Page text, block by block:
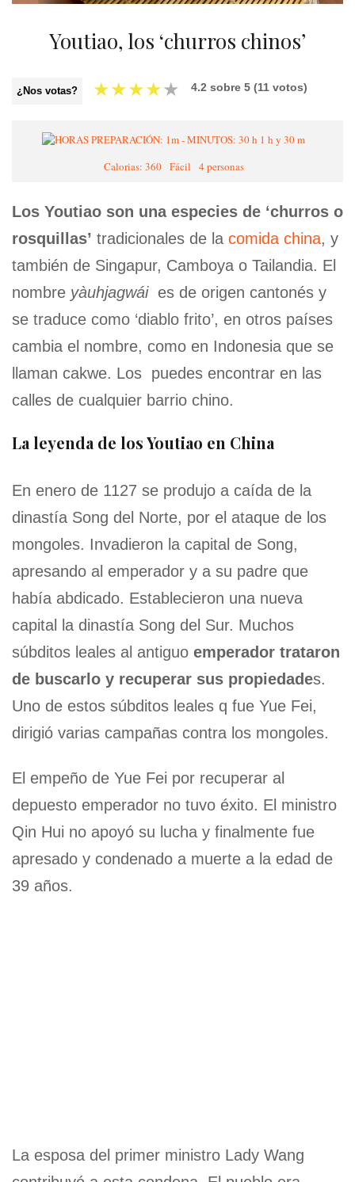
Youtiao, los ‘churros chinos’
¿Nos votas? ★★★★★ 4.2 sobre 5 (11 votos)
1 h y 30 m
Calorias: 360 Fácil 4 personas
Los Youtiao son una especies de ‘churros o
rosquillas’ tradicionales de la comida china, y
también de Singapur, Camboya o Tailandia. El
nombre yàuhjagwáies de origen cantonés y
se traduce como ‘diablo frito’, en otros países
cambia el nombre, como en Indonesia que se
llaman cakwe. Los puedes encontrar en las
calles de cualquier barrio chino.
La leyenda de los Youtiao en China
En enero de 1127 se produjo a caída de la
dinastía Song del Norte, por el ataque de los
mongoles. Invadieron la capital de Song,
apresando al emperador y a su padre que
había abdicado. Establecieron una nueva
capital la dinastía Song del Sur. Muchos
súbditos leales al antiguo emperador trataron
de buscarlo y recuperar sus propiedades.
Uno de estos súbditos leales q fue Yue Fei,
dirigió varias campañas contra los mongoles.
El empeño de Yue Fei por recuperar al
depuesto emperador no tuvo éxito. El ministro
Qin Hui no apoyó su lucha y finalmente fue
apresado y condenado a muerte a la edad de
39 años.
La esposa del primer ministro Lady Wang